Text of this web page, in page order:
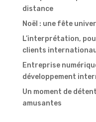
distance
Noël : une fête
L’interprétation,
clients
Entreprise
développement
Un moment de
amusantes